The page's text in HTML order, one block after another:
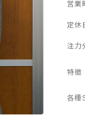
営業
定休
注力
特徴
各種